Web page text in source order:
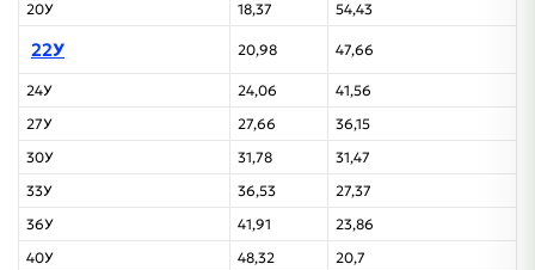
20У
18,37 54,43
22У 20,98 47,66
24У 24,06
41,56
27У
27,66
36,15
30У
31,78
31,47
33У
36,53
27,37
36У
41,91
23,86
40У
48,32 20,7